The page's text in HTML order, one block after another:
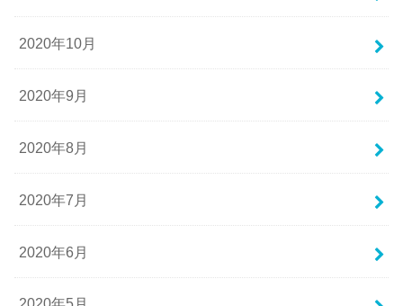
2020年10月
2020年9月
2020年8月
2020年7月
2020年6月